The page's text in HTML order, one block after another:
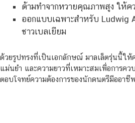
ด้ามทำจากหวายคุณภาพสูง ให้ค
ออกแบบเฉพาะสำหรับ Ludwig
ชาวเบลเยียม
ด้วยรูปทรงที่เป็นเอกลักษณ์ มาลเล็ตรุ่นนี้ให้
แม่นยำ และความยาวที่เหมาะสมเพื่อการ
ตอบโจทย์ความต้องการของนักดนตรีมืออา